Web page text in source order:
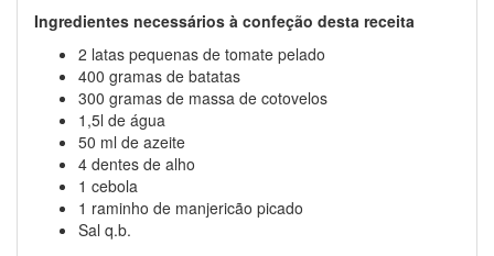
Ingredientes necessários à confeção desta receita
2 latas pequenas de tomate pelado
400 gramas de batatas
300 gramas de massa de cotovelos
1,5l de água
50 ml de azeite
4 dentes de alho
1 cebola
1 raminho de manjericão picado
Sal q.b.